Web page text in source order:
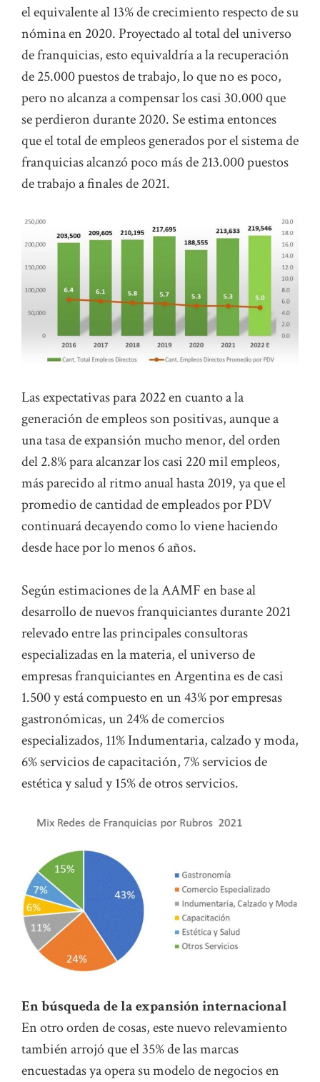
el equivalente al 13% de crecimiento respecto de su
nómina en 2020. Proyectado al total del universo
de franquicias, esto equivaldría a la recuperación
de 25.000 puestos de trabajo, lo que no es poco,
pero no alcanza a compensar los casi 30.000 que
se perdieron durante 2020. Se estima entonces
que el total de empleos generados por el sistema de
franquicias alcanzó poco más de 213.000 puestos
de trabajo a finales de 2021.
Las expectativas para 2022 en cuanto a la
generación de empleos son positivas, aunque a
una tasa de expansión mucho menor, del orden
del 2.8% para alcanzar los casi 220 mil empleos,
más parecido al ritmo anual hasta 2019, ya que el
promedio de cantidad de empleados por PDV
continuará decayendo como lo viene haciendo
desde hace por lo menos 6 años.
Según estimaciones de la AAMF en base al
desarrollo de nuevos franquiciantes durante 2021
relevado entre las principales consultoras
especializadas en la materia, el universo de
empresas franquiciantes en Argentina es de casi
1.500 y está compuesto en un 43% por empresas
gastronómicas, un 24% de comercios
especializados, 11% Indumentaria, calzado y moda,
6% servicios de capacitación, 7% servicios de
estética y salud y 15% de otros servicios.
En búsqueda de la expansión internacional
En otro orden de cosas, este nuevo relevamiento
también arrojó que el 35% de las marcas
encuestadas ya opera su modelo de negocios en